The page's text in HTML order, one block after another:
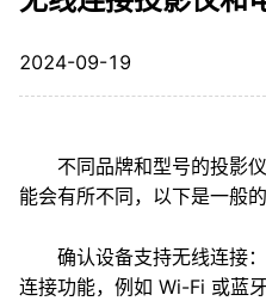
2024-09-19
不同品牌和型号的投影
能会有所不同，以下是一般的
确认设备支持无线连接
连接功能，例如 Wi-Fi 或蓝牙